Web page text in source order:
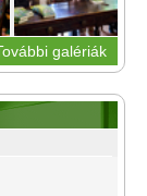
galériák